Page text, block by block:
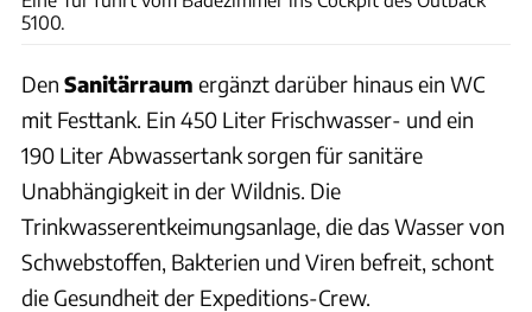
5100.
Den Sanitärraum ergänzt darüber hinaus ein WC
mit Festtank. Ein 450 Liter Frischwasser- und ein
190 Liter Abwassertank sorgen für sanitäre
Unabhängigkeit in der Wildnis. Die
Trinkwasserentkeimungsanlage, die das Wasser von
Schwebstoffen, Bakterien und Viren befreit, schont
die Gesundheit der Expeditions-Crew.